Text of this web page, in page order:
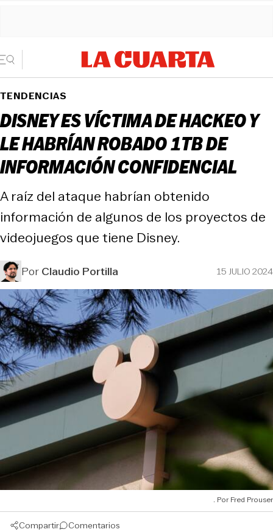
TENDENCIAS
DISNEY ES VÍCTIMA DE HACKEO Y
LE HABRÍAN ROBADO 1TB DE
INFORMACIÓN CONFIDENCIAL
A raíz del ataque habrían obtenido
información de algunos de los proyectos de
videojuegos que tiene Disney.
PorClaudio Portilla 15 JULIO 2024
Fred Prouser
Compartir Comentarios